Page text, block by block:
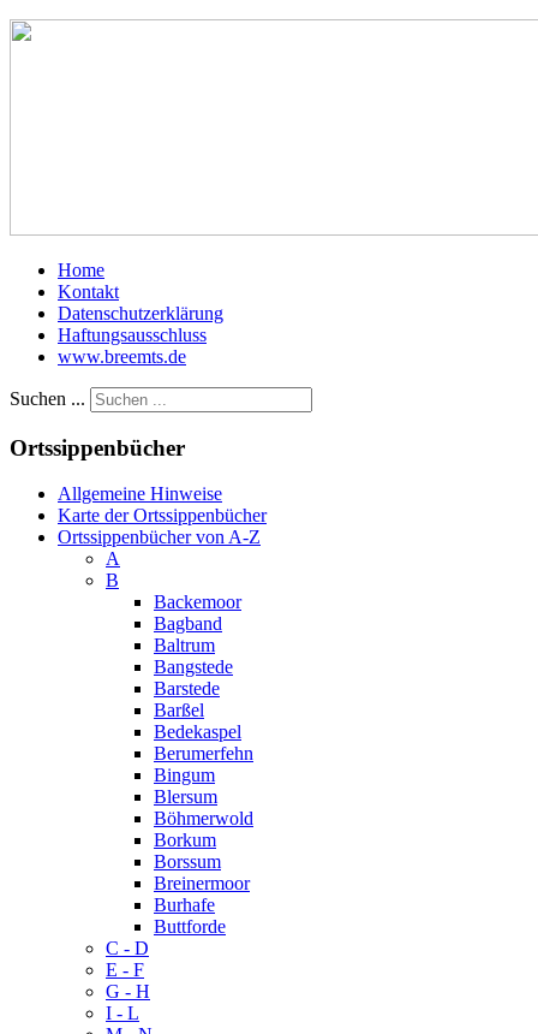
Home
Kontakt
Datenschutzerklärung
Haftungsausschluss
www.breemts.de
Suchen ...
Ortssippenbücher
Allgemeine Hinweise
Karte der Ortssippenbücher
Ortssippenbücher von A-Z
A
B
Backemoor
Bagband
Baltrum
Bangstede
Barstede
Barßel
Bedekaspel
Berumerfehn
Bingum
Blersum
Böhmerwold
Borkum
Borssum
Breinermoor
Burhafe
Buttforde
C - D
E - F
G - H
I - L